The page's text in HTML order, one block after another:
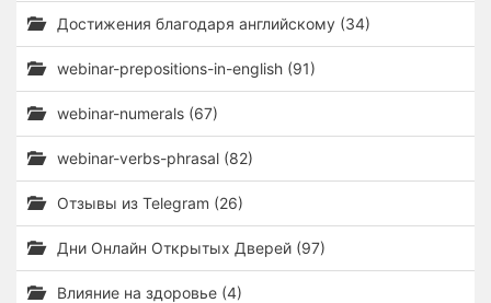
Достижения благодаря английскому (34)
webinar-prepositions-in-english (91)
webinar-numerals (67)
webinar-verbs-phrasal (82)
Отзывы из Telegram (26)
Дни Онлайн Открытых Дверей (97)
Влияние на здоровье (4)